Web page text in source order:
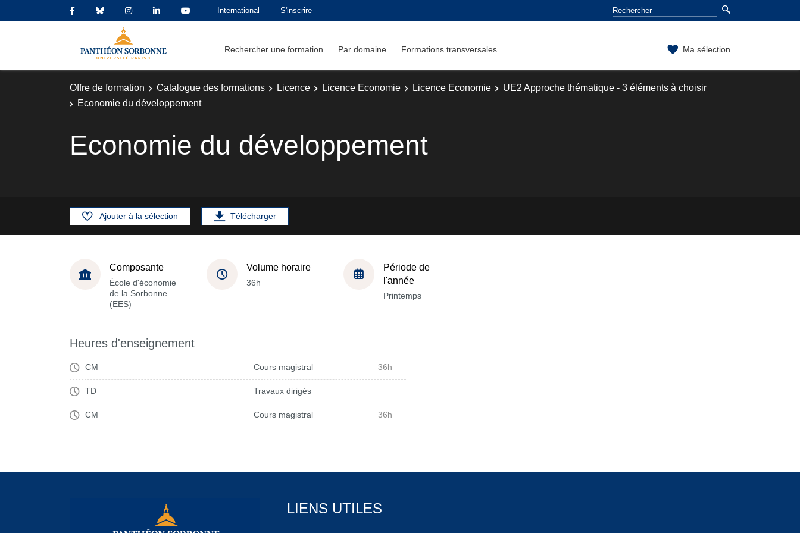
International S'inscrire
Rechercher une formation Par domaine Formations transversales Ma sélection
Offre de formation Catalogue des formations Licence Licence Economie Licence Economie
UE2 Approche thématique - 3 éléments à choisir
Economie du développement
Economie du développement
Ajouter à la sélection Télécharger
Composante
École d'économie
de la Sorbonne
(EES)
Volume horaire
36h
Période de
l'année
Printemps
Heures d'enseignement
CM Cours magistral 36h
TD Travaux dirigés
CM Cours magistral 36h
LIENS UTILES